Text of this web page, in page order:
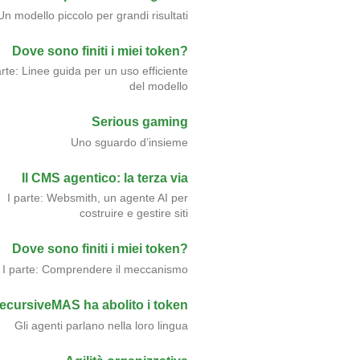
modello piccolo per grandi risultati
Dove sono finiti i miei token?
Linee guida per un uso efficiente
del modello
Serious gaming
Uno sguardo d’insieme
Il CMS agentico: la terza via
I parte: Websmith, un agente AI per
costruire e gestire siti
Dove sono finiti i miei token?
I parte: Comprendere il meccanismo
ha abolito i token
Gli agenti parlano nella loro lingua